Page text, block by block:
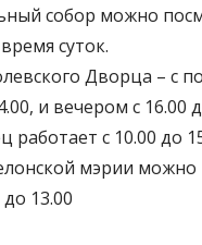
собор можно
суток.
Дворца – с
и вечером с 16.00
работает с 10.00 до
мэрии
13.00